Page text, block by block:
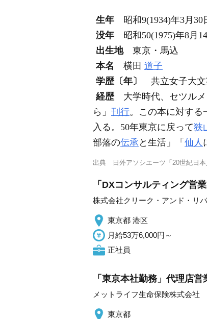
生年
昭和9(1934)年3月30
没年
昭和50(1975)年8月
出生地
東京・馬込
本名
横田 道子
学歴〔年〕
共立女子大
経歴
大学時代、セツル
ら」 刊行。この本に対する
入る。50年東京に戻って狭
部落の伝承 と生活」「 仙人
出典 日外アソシエーツ「20世紀日
「DXコンサルティング営業
株式会社クリーク・アンド・リ
東京都 港区
月給53万6,000円～
正社員
「東京本社勤務」代理店
メットライフ生命保険株式会社
東京都